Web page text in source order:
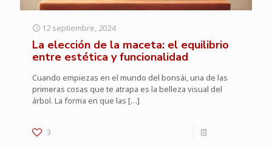
12 septiembre, 2024
La elección de la maceta: el equilibrio
entre estética y funcionalidad
Cuando empiezas en el mundo del bonsái, una de las
primeras cosas que te atrapa es la belleza visual del
árbol. La forma en que las […]
3